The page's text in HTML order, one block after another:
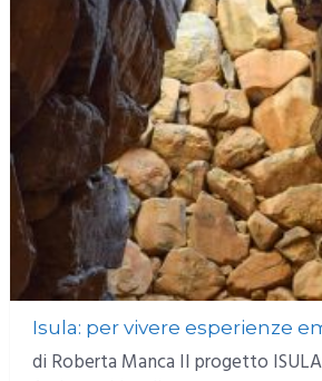
Isula: per vivere esperienze
di Roberta Manca Il progetto